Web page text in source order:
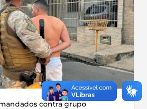
contra grupo